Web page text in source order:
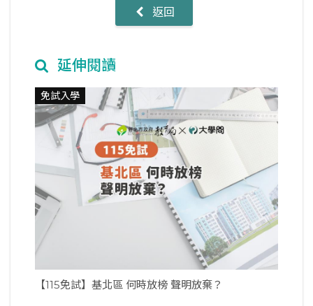
返回
延伸閱讀
免試入學
【115免試】基北區 何時放榜 聲明放棄？